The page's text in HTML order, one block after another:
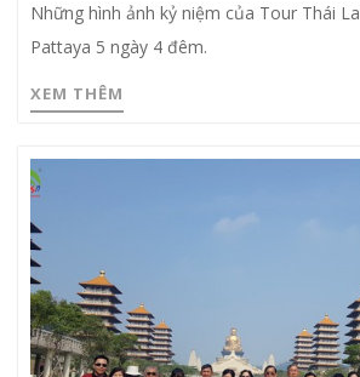
Những hình ảnh kỷ niệm của Tour Thái
Pattaya 5 ngày 4 đêm.
XEM THÊM